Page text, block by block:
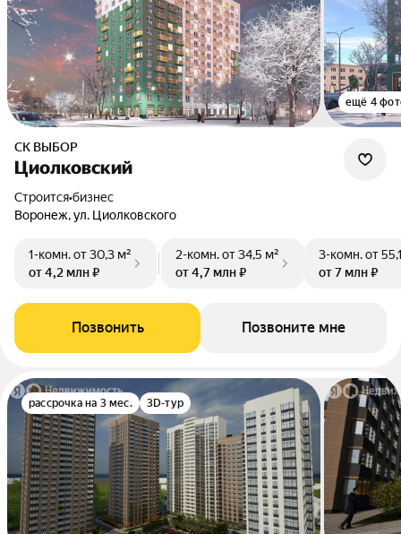
ещё 4
СК ВЫБОР
Циолковский
Строится•бизнес
Воронеж, ул. Циолковского
1-комн.от 30,3 м²
от 4,2 млн ₽
2-комн.от 34,5 м²
от 4,7 млн ₽
3-комн.от
от 7 млн ₽
Позвонить Позвоните мне
рассрочка на 3 мес. 3D-тур